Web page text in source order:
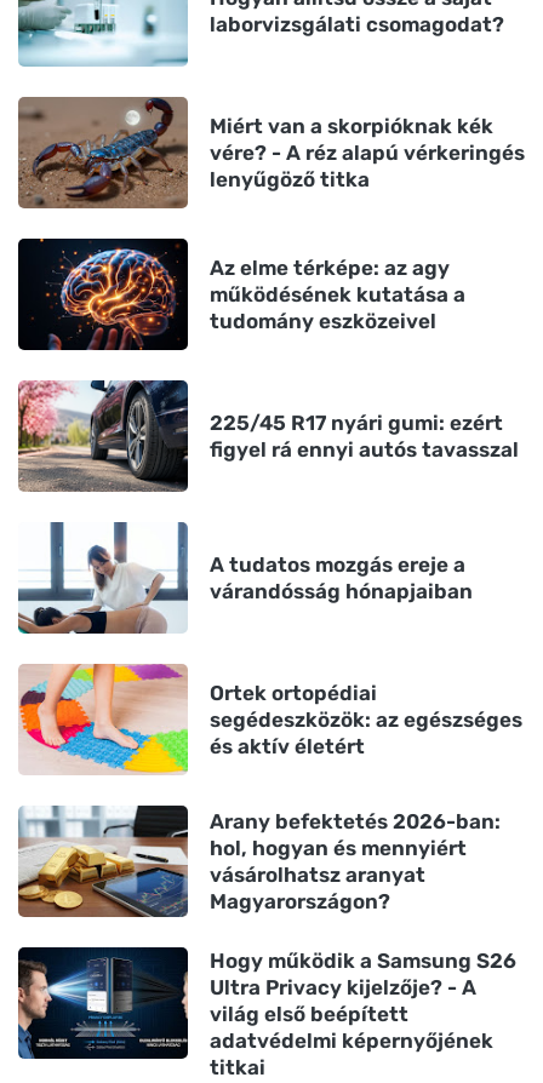
laborvizsgálati csomagodat?
Miért van a skorpióknak kék
vére? - A réz alapú vérkeringés
lenyűgöző titka
Az elme térképe: az agy
működésének kutatása a
tudomány eszközeivel
225/45 R17 nyári gumi: ezért
figyel rá ennyi autós tavasszal
A tudatos mozgás ereje a
várandósság hónapjaiban
Ortek ortopédiai
segédeszközök: az egészséges
és aktív életért
Arany befektetés 2026-ban:
hol, hogyan és mennyiért
vásárolhatsz aranyat
Magyarországon?
Hogy működik a Samsung S26
Ultra Privacy kijelzője? - A
világ első beépített
adatvédelmi képernyőjének
titkai